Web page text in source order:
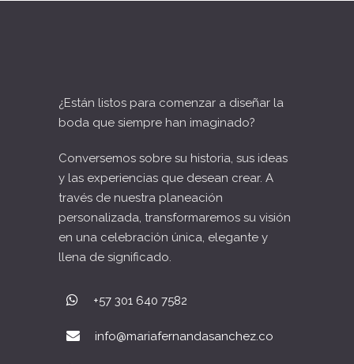
¿Están listos para comenzar a diseñar la
boda que siempre han imaginado?
Conversemos sobre su historia, sus ideas
y las experiencias que desean crear. A
través de nuestra planeación
personalizada, transformaremos su visión
en una celebración única, elegante y
llena de significado.
+57 301 640 7582
info@mariafernandasanchez.co